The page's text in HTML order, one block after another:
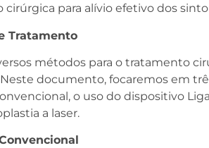
cirúrgica para alívio efetivo dos
Tratamento
métodos para o tratamento
Neste documento, focaremos em
o uso do dispositivo
a laser.